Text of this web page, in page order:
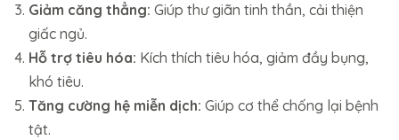
Giảm căng thẳng: Giúp thư giãn tinh thần, cải thiện
giấc ngủ.
Hỗ trợ tiêu hóa: Kích thích tiêu hóa, giảm đầy bụng,
khó tiêu.
Tăng cường hệ miễn dịch: Giúp cơ thể chống lại bệnh
tật.